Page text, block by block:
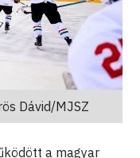
Dávid/MJSZ
a magyar